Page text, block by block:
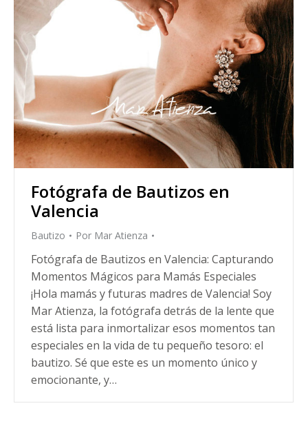
Fotógrafa de Bautizos en
Valencia
Bautizo Por Mar Atienza
Fotógrafa de Bautizos en Valencia: Capturando
Momentos Mágicos para Mamás Especiales
¡Hola mamás y futuras madres de Valencia! Soy
Mar Atienza, la fotógrafa detrás de la lente que
está lista para inmortalizar esos momentos tan
especiales en la vida de tu pequeño tesoro: el
bautizo. Sé que este es un momento único y
emocionante, y…